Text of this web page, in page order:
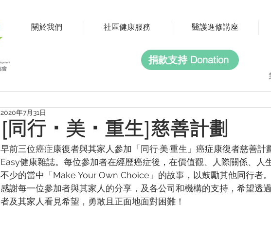
關於我們 社區健康服務 醫護進修講座
捐款支持 Donation
[同行‧美‧重生]慈善計劃
2020年7月31日
早前三位癌症康復者與其家人參加「同行·美·重生」癌症康復者慈善
Easy健康雜誌。每位參加者在經歷癌症後，在價值觀、人際關係、人
不少的當中「Make Your Own Choice」的故事，以鼓勵其他同行者。
感謝每一位參加者與其家人的分享，及各公司和機構的支持，希望透
者及其家人看見希望，勇敢且正面地面對困難！